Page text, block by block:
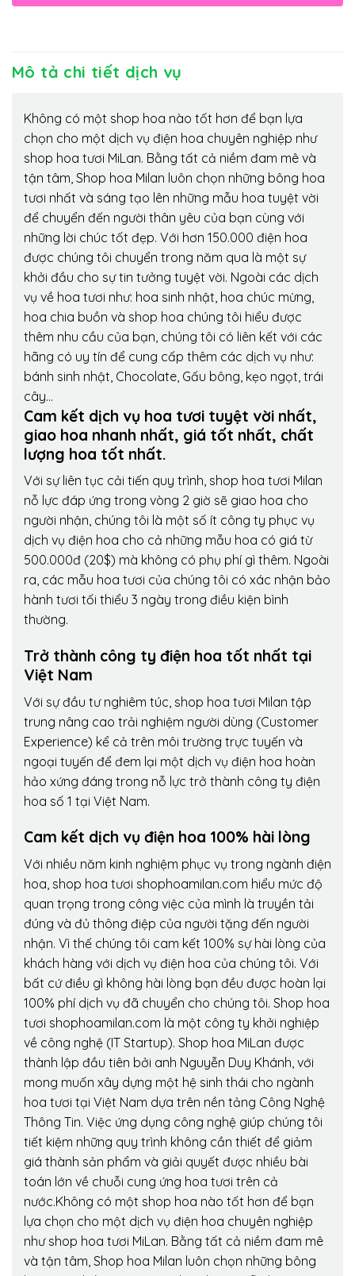
Mô tả chi tiết dịch vụ
Không có một shop hoa nào tốt hơn để bạn lựa
chọn cho một dịch vụ điện hoa chuyên nghiệp như
shop hoa tươi MiLan. Bằng tất cả niềm đam mê và
tận tâm, Shop hoa Milan luôn chọn những bông hoa
tươi nhất và sáng tạo lên những mẫu hoa tuyệt vời
để chuyển đến người thân yêu của bạn cùng với
những lời chúc tốt đẹp. Với hơn 150.000 điện hoa
được chúng tôi chuyển trong năm qua là một sự
khởi đầu cho sự tin tưởng tuyệt vời. Ngoài các dịch
vụ về hoa tươi như: hoa sinh nhật, hoa chúc mừng,
hoa chia buồn và shop hoa chúng tôi hiểu được
thêm nhu cầu của bạn, chúng tôi có liên kết với các
hãng có uy tín để cung cấp thêm các dịch vụ như:
bánh sinh nhật, Chocolate, Gấu bông, kẹo ngọt, trái
cây…
Cam kết dịch vụ hoa tươi tuyệt vời nhất,
giao hoa nhanh nhất, giá tốt nhất, chất
lượng hoa tốt nhất.
Với sự liên tục cải tiến quy trình, shop hoa tươi Milan
nỗ lực đáp ứng trong vòng 2 giờ sẽ giao hoa cho
người nhận, chúng tôi là một số ít công ty phục vụ
dịch vụ điện hoa cho cả những mẫu hoa có giá từ
500.000đ (20$) mà không có phụ phí gì thêm. Ngoài
ra, các mẫu hoa tươi của chúng tôi có xác nhận bảo
hành tươi tối thiểu 3 ngày trong điều kiện bình
thường.
Trở thành công ty điện hoa tốt nhất tại
Việt Nam
Với sự đầu tư nghiêm túc, shop hoa tươi Milan tập
trung nâng cao trải nghiệm người dùng (Customer
Experience) kể cả trên môi trường trực tuyến và
ngoại tuyến để đem lại một dịch vụ điện hoa hoàn
hảo xứng đáng trong nỗ lực trở thành công ty điện
hoa số 1 tại Việt Nam.
Cam kết dịch vụ điện hoa 100% hài lòng
Với nhiều năm kinh nghiệm phục vụ trong ngành điện
hoa, shop hoa tươi shophoamilan.com hiểu mức độ
quan trọng trong công việc của mình là truyền tải
đúng và đủ thông điệp của người tặng đến người
nhận. Vì thế chúng tôi cam kết 100% sự hài lòng của
khách hàng với dịch vụ điện hoa của chúng tôi. Với
bất cứ điều gì không hài lòng bạn đều được hoàn lại
100% phí dịch vụ đã chuyển cho chúng tôi. Shop hoa
tươi shophoamilan.com là một công ty khởi nghiệp
về công nghệ (IT Startup). Shop hoa MiLan được
thành lập đầu tiên bởi anh Nguyễn Duy Khánh, với
mong muốn xây dựng một hệ sinh thái cho ngành
hoa tươi tại Việt Nam dựa trên nền tảng Công Nghệ
Thông Tin. Việc ứng dụng công nghệ giúp chúng tôi
tiết kiệm những quy trình không cần thiết để giảm
giá thành sản phẩm và giải quyết được nhiều bài
toán lớn về chuỗi cung ứng hoa tươi trên cả
nước.Không có một shop hoa nào tốt hơn để bạn
lựa chọn cho một dịch vụ điện hoa chuyên nghiệp
như shop hoa tươi MiLan. Bằng tất cả niềm đam mê
và tận tâm, Shop hoa Milan luôn chọn những bông